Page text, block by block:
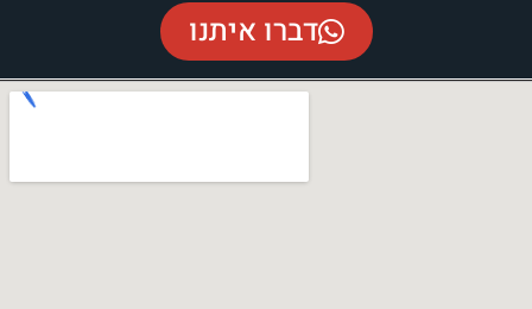
דברו איתנו